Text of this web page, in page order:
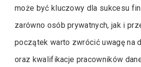
może być kluczowy dla sukcesu
zarówno osób prywatnych, jak i
początek warto zwrócić uwagę na
oraz kwalifikacje pracowników